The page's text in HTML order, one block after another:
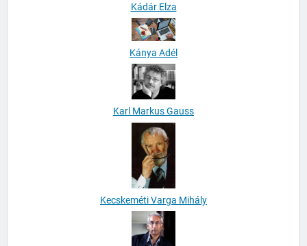
Kádár Elza
Kánya Adél
Karl Markus Gauss
Kecskeméti Varga Mihály